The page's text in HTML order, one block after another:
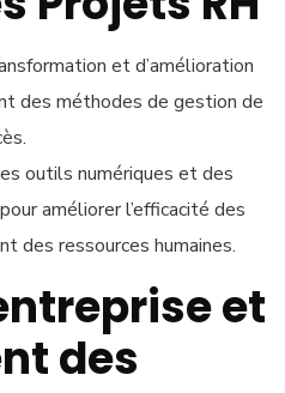
et d’amélioration
des méthodes de gestion de
outils numériques et des
améliorer l’efficacité des
des ressources humaines.
et
des